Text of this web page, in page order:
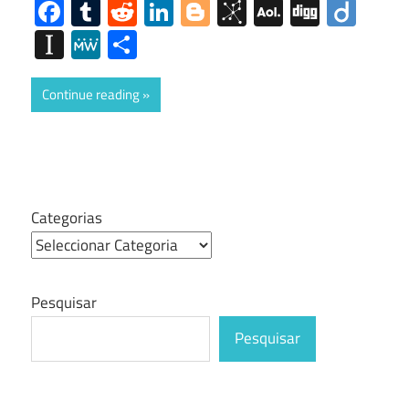
Facebook
Tumblr
RedditLinkedIn
Blogger
BibSonomy
AOL
Mail
Digg
Instapaper
MeWe
Continue reading
Categorias
Pesquisar
Pesquisar